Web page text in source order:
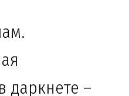
даркнете –